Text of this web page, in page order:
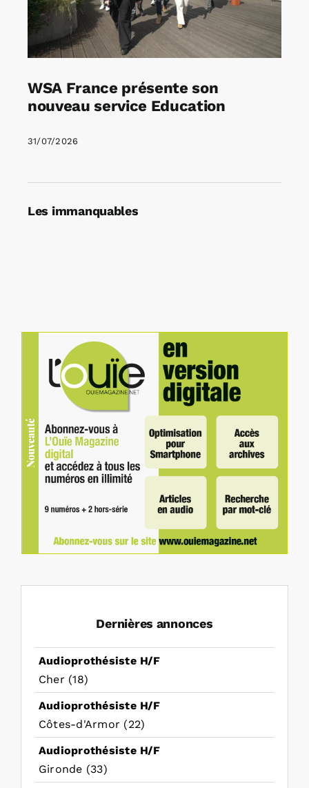
WSA France présente son
nouveau service Education
31/07/2026
Les immanquables
Dernières annonces
Audioprothésiste H/F
Cher (18)
Audioprothésiste H/F
Côtes-d'Armor (22)
Audioprothésiste H/F
Gironde (33)